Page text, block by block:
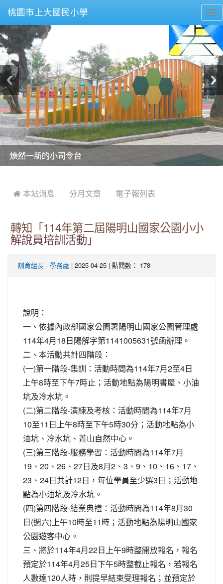
桃園市上大國民小學
美麗的操場是我們活力的來源
美麗的操場是我們活力的來源
煥然一新的小司令台
煥然一新的小司令台
富含桃園埤塘田園風光意象的中廊
富含桃園埤塘田園風光意象的中廊
嶄新的中庭廣場
嶄新的中庭廣場
水生池生生不息
水生池生生不息
 本站消息 分月文章 電子報列表
轉知「114年第二屆陽明山國家公園小小
解說員培訓活動」
訓育組長 - 學務處 | 2025-04-25 | 點閱數： 178
說明：
一、依據內政部國家公園署陽明山國家公園管理處
114年4月18日陽解字第1141005631號函辦理。
二、本活動共計四階段：
(一)第一階段-集訓：活動時間為114年7月2至4日
上午8時至下午7時止；活動地點為陽明書屋、小油
坑及冷水坑。
(二)第二階段-演練及考核：活動時間為114年7月
10至11日上午8時至下午5時30分；活動地點為小
油坑、冷水坑、菁山自然中心。
(三)第三階段-服務學習：活動時間為114年7月
19、20、26、27日及8月2、3、9、10、16、17、
23、24日共計12日，每位學員至少選3日；活動地
點為小油坑及冷水坑。
(四)第四階段-結業典禮：活動時間為114年8月30
日(週六)上午10時至11時；活動地點為陽明山國家
公園遊客中心。
三、將於114年4月22日上午9時整開放報名，報名
預定於114年4月25日下午5時整截止報名，若報名
人數達120人時，則提早結束受理報名；並預定於